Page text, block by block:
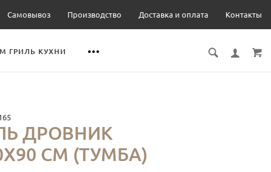
Самовывоз Производство Доставка и оплата Контакты
ГРИЛЬ КУХНИ
ДРОВНИК
СМ (ТУМБА)